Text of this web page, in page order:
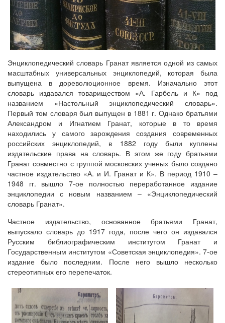
Энциклопедический словарь Гранат является одной из самых
масштабных универсальных энциклопедий, которая была
выпущена в дореволюционное время. Изначально этот
словарь издавался товариществом «А. Гарбель и К» под
названием «Настольный энциклопедический словарь».
Первый том словаря был выпущен в 1881 г. Однако братьями
Александром и Игнатием Гранат, которые в то время
находились у самого зарождения создания современных
российских энциклопедий, в 1882 году были куплены
издательские права на словарь. В этом же году братьями
Гранат совместно с группой московских ученых было создано
частное издательство «А. и И. Гранат и К». В период 1910 –
1948 гг. вышло 7-ое полностью переработанное издание
энциклопедии с новым названием – «Энциклопедический
словарь Гранат».
Частное издательство, основанное братьями Гранат,
выпускало словарь до 1917 года, после чего он издавался
Русским библиографическим институтом Гранат и
Государственным институтом «Советская энциклопедия». 7-ое
издание было последним. После него вышло несколько
стереотипных его перепечаток.